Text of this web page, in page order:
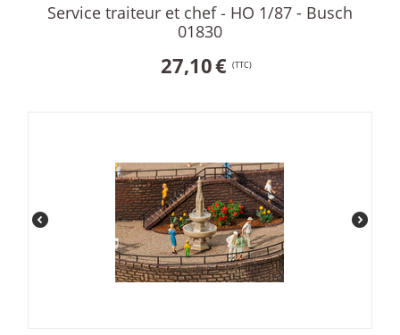
Service traiteur et chef ‐ HO 1/87 - Busch
01830
27,10€ (TTC)